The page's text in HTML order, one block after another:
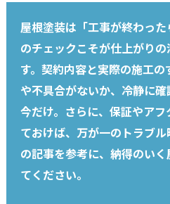
屋根塗装は「工事が終わっ
のチェックこそが仕上がり
す。契約内容と実際の施工
や不具合がないか、冷静に
今だけ。さらに、保証やア
ておけば、万が一のトラブ
の記事を参考に、納得のい
てください。